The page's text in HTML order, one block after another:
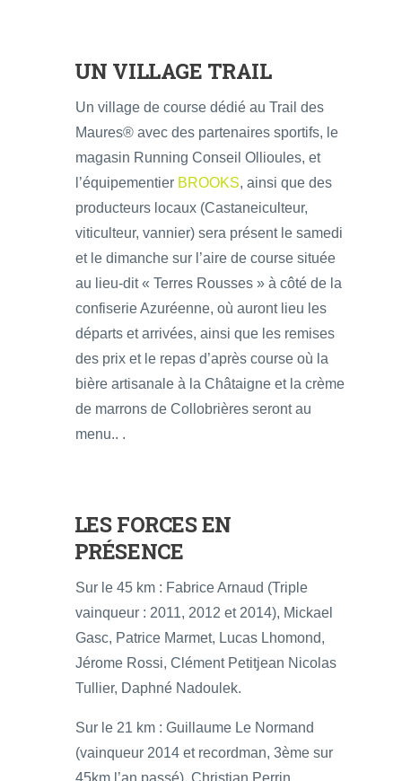
UN VILLAGE TRAIL
Un village de course dédié au Trail des
Maures® avec des partenaires sportifs, le
magasin Running Conseil Ollioules, et
l’équipementier BROOKS, ainsi que des
producteurs locaux (Castaneiculteur,
viticulteur, vannier) sera présent le samedi
et le dimanche sur l’aire de course située
au lieu-dit « Terres Rousses » à côté de la
confiserie Azuréenne, où auront lieu les
départs et arrivées, ainsi que les remises
des prix et le repas d’après course où la
bière artisanale à la Châtaigne et la crème
de marrons de Collobrières seront au
menu.. .
LES FORCES EN
PRÉSENCE
Sur le 45 km : Fabrice Arnaud (Triple
vainqueur : 2011, 2012 et 2014), Mickael
Gasc, Patrice Marmet, Lucas Lhomond,
Jérome Rossi, Clément Petitjean Nicolas
Tullier, Daphné Nadoulek.
Sur le 21 km : Guillaume Le Normand
(vainqueur 2014 et recordman, 3ème sur
45km l’an passé), Christian Perrin